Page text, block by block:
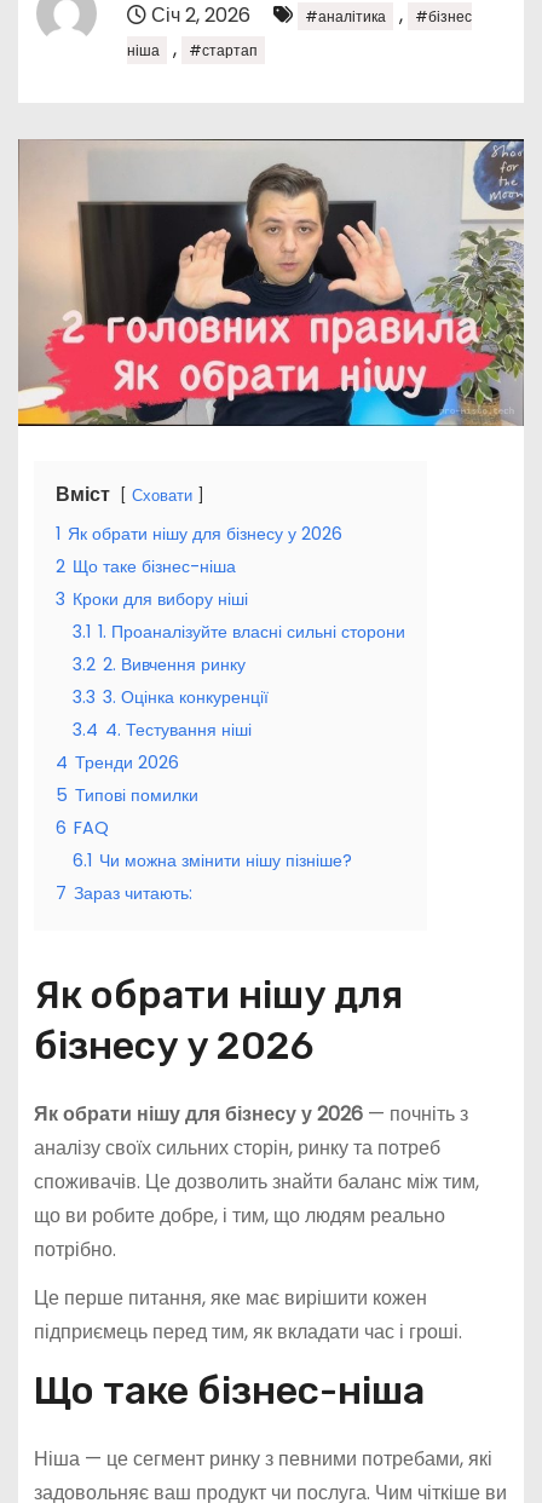
Січ 2, 2026 #аналітика ,
#бізнес
ніша
, #стартап
Вміст Сховати
1 Як обрати нішу для бізнесу у 2026
2 Що таке бізнес-ніша
3 Кроки для вибору ніші
3.1 1. Проаналізуйте власні сильні сторони
3.2 2. Вивчення ринку
3.3 3. Оцінка конкуренції
3.4 4. Тестування ніші
4 Тренди 2026
5 Типові помилки
6 FAQ
6.1 Чи можна змінити нішу пізніше?
7 Зараз читають:
Як обрати нішу для
бізнесу у 2026
Як обрати нішу для бізнесу у 2026— почніть з
аналізу своїх сильних сторін, ринку та потреб
споживачів. Це дозволить знайти баланс між тим,
що ви робите добре, і тим, що людям реально
потрібно.
Це перше питання, яке має вирішити кожен
підприємець перед тим, як вкладати час і гроші.
Що таке бізнес-ніша
Ніша — це сегмент ринку з певними потребами, які
задовольняє ваш продукт чи послуга. Чим чіткіше ви